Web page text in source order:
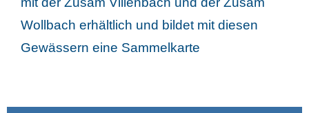
Wollbach erhältlich und bildet mit diesen
Gewässern eine Sammelkarte